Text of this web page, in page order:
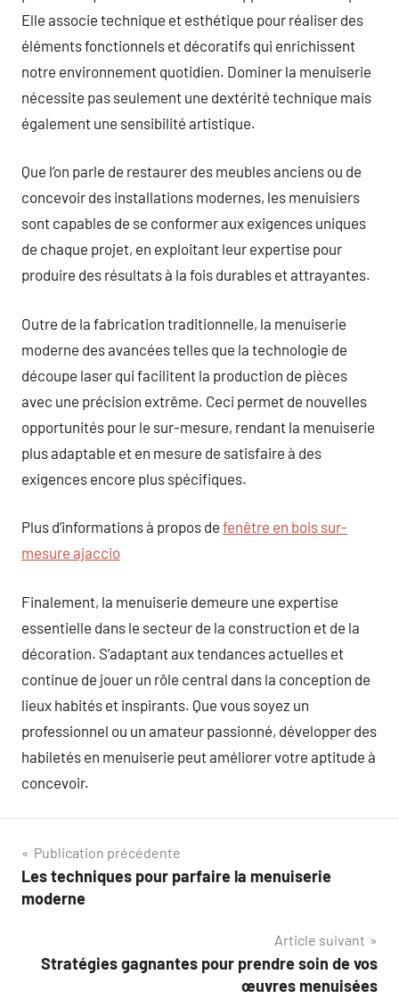
Elle associe technique et esthétique pour réaliser des
éléments fonctionnels et décoratifs qui enrichissent
notre environnement quotidien. Dominer la menuiserie
nécessite pas seulement une dextérité technique mais
également une sensibilité artistique.
Que l’on parle de restaurer des meubles anciens ou de
concevoir des installations modernes, les menuisiers
sont capables de se conformer aux exigences uniques
de chaque projet, en exploitant leur expertise pour
produire des résultats à la fois durables et attrayantes.
Outre de la fabrication traditionnelle, la menuiserie
moderne des avancées telles que la technologie de
découpe laser qui facilitent la production de pièces
avec une précision extrême. Ceci permet de nouvelles
opportunités pour le sur-mesure, rendant la menuiserie
plus adaptable et en mesure de satisfaire à des
exigences encore plus spécifiques.
Plus d’informations à propos de fenêtre en bois sur-
mesure ajaccio
Finalement, la menuiserie demeure une expertise
essentielle dans le secteur de la construction et de la
décoration. S’adaptant aux tendances actuelles et
continue de jouer un rôle central dans la conception de
lieux habités et inspirants. Que vous soyez un
professionnel ou un amateur passionné, développer des
habiletés en menuiserie peut améliorer votre aptitude à
concevoir.
Navigation
de
Publication précédente
Les techniques pour parfaire la menuiserie
moderne
Article suivant
Stratégies gagnantes pour prendre soin de vos
œuvres menuisées